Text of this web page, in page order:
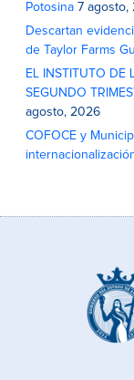
Potosina 7 agosto,
Descartan
de Taylor Farms
EL INSTITUTO DE
SEGUNDO
agosto, 2026
COFOCE y